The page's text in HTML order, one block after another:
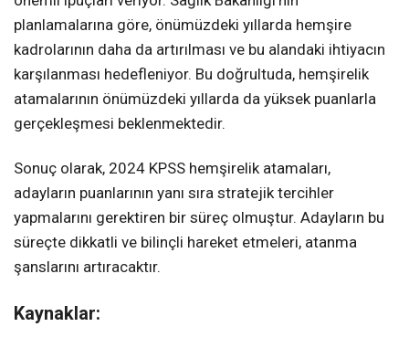
planlamalarına göre, önümüzdeki yıllarda hemşire
kadrolarının daha da artırılması ve bu alandaki ihtiyacın
karşılanması hedefleniyor. Bu doğrultuda, hemşirelik
atamalarının önümüzdeki yıllarda da yüksek puanlarla
gerçekleşmesi beklenmektedir.
Sonuç olarak, 2024 KPSS hemşirelik atamaları,
adayların puanlarının yanı sıra stratejik tercihler
yapmalarını gerektiren bir süreç olmuştur. Adayların bu
süreçte dikkatli ve bilinçli hareket etmeleri, atanma
şanslarını artıracaktır.
Kaynaklar: